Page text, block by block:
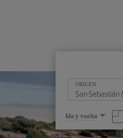
ORIGEN
Seleccione
una
opción
Ida y vuelta